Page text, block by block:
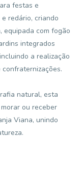
festas e
redário, criando
equipada com fogão
integrados
a realização
natural, esta
ou receber
Viana, unindo